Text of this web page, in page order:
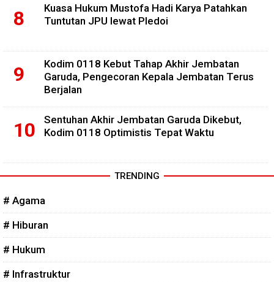
Kuasa Hukum Mustofa Hadi Karya Patahkan
Tuntutan JPU lewat Pledoi
Kodim 0118 Kebut Tahap Akhir Jembatan
Garuda, Pengecoran Kepala Jembatan Terus
Berjalan
Sentuhan Akhir Jembatan Garuda Dikebut,
Kodim 0118 Optimistis Tepat Waktu
TRENDING
# Agama
# Hiburan
# Hukum
# Infrastruktur